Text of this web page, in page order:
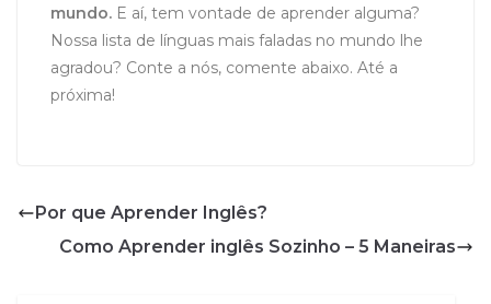
mundo. E aí, tem vontade de aprender alguma?
Nossa lista de línguas mais faladas no mundo lhe
agradou? Conte a nós, comente abaixo. Até a
próxima!
Por que Aprender Inglês?
Como Aprender inglês Sozinho – 5 Maneiras